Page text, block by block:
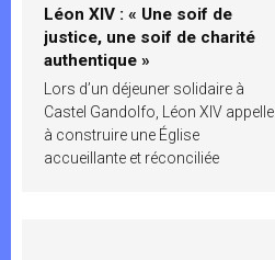
Léon XIV : « Une soif de
justice, une soif de charité
authentique »
Lors d’un déjeuner solidaire à
Castel Gandolfo, Léon XIV appelle
à construire une Église
accueillante et réconciliée